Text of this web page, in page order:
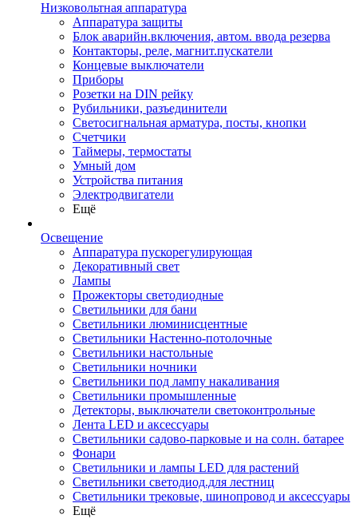
Низковольтная аппаратура
Аппаратура защиты
Блок аварийн.включения, автом. ввода резерва
Контакторы, реле, магнит.пускатели
Концевые выключатели
Приборы
Розетки на DIN рейку
Рубильники, разъединители
Светосигнальная арматура, посты, кнопки
Счетчики
Таймеры, термостаты
Умный дом
Устройства питания
Электродвигатели
Ещё
Освещение
Аппаратура пускорегулирующая
Декоративный свет
Лампы
Прожекторы светодиодные
Светильники для бани
Светильники люминисцентные
Светильники Настенно-потолочные
Светильники настольные
Светильники ночники
Светильники под лампу накаливания
Светильники промышленные
Детекторы, выключатели светоконтрольные
Лента LED и аксессуары
Светильники садово-парковые и на солн. батарее
Фонари
Светильники и лампы LED для растений
Светильники светодиод.для лестниц
Светильники трековые, шинопровод и аксессуары
Ещё